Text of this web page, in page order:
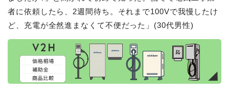
者に依頼したら、2週間待ち。それまで100Vで我慢したけ
ど、充電が全然進まなくて不便だった」(30代男性)